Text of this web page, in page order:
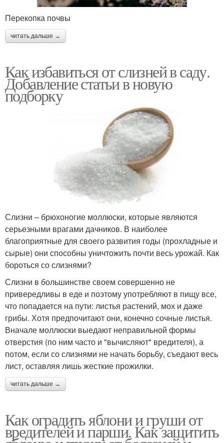
Перекопка почвы
читать дальше →
Как избавиться от слизней в саду.
Добавление статьи в новую
подборку
Слизни – брюхоногие моллюски, которые являются
серьезными врагами дачников. В наиболее
благоприятные для своего развития годы (прохладные и
сырые) они способны уничтожить почти весь урожай. Как
бороться со слизнями?
Слизни в большинстве своем совершенно не
привередливы в еде и поэтому употребляют в пищу все,
что попадается на пути: листья растений, мох и даже
грибы. Хотя предпочитают они, конечно сочные листья.
Вначале моллюски выедают неправильной формы
отверстия (по ним часто и "вычисляют" вредителя), а
потом, если со слизнями не начать борьбу, съедают весь
лист, оставляя лишь жесткие прожилки.
читать дальше →
Как оградить яблони и груши от
вредителей и парши. Как защитить